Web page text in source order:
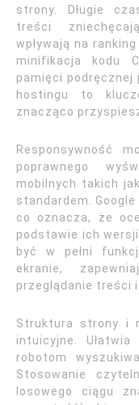
strony. Długie
treści
wpływają na
minifikacja kodu
pamięci podręcznej
hostingu to
znacząco
Responsywność
poprawnego
mobilnych takich
standardem.
co oznacza, że
podstawie ich
być w pełni
ekranie,
przeglądanie treści
Struktura strony i
intuicyjne.
robotom
Stosowanie
losowego ciągu